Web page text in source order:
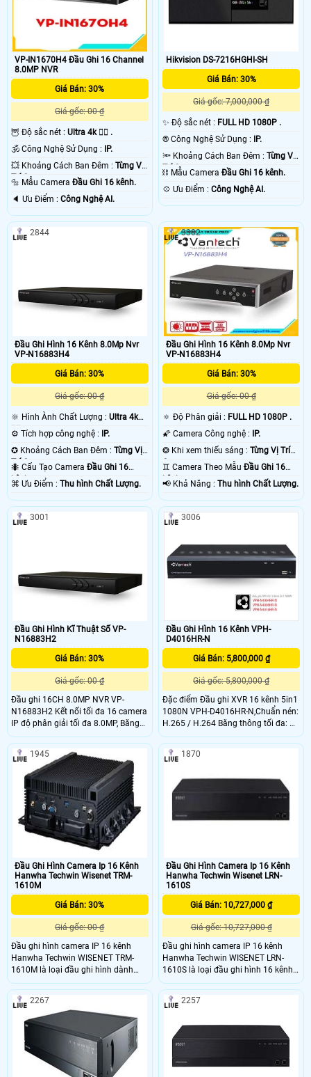
VP-IN1670H4 Đầu Ghi 16 Channel
8.0MP NVR
Giá Bán: 30%
Giá gốc: 00 ₫
🦉 Độ sắc nét : Ultra 4k 👍🏾 .
🕉️ Công Nghệ Sử Dụng : IP.
💥 Khoảng Cách Ban Đêm : Từng Vị
Trí Camera .
🔩 Mẫu Camera Đầu Ghi 16 kênh.
️🔈 Ưu Điểm : Công Nghệ AI.
Hikvision DS-7216HGHI-SH
Giá Bán: 30%
Giá gốc: 7,000,000 ₫
✨ Độ sắc nét : FULL HD 1080P .
®️ Công Nghệ Sử Dụng : IP.
🔦 Khoảng Cách Ban Đêm :Từng Vị
Trí Camera .
⛓ Mẫu CameraĐầu Ghi 16 kênh.
️💠 Ưu Điểm :Công Nghệ AI.
Đầu Ghi Hình 16 Kênh 8.0Mp Nvr
VP-N16883H4
Giá Bán: 30%
Giá gốc: 00 ₫
🔆 Hình Ành Chất Lượng : Ultra 4k
👍🏾 .
⚙ Tích hợp công nghệ : IP.
✪ Khoảng Cách Ban Đêm : Từng Vị
Trí Camera .
🐜 Cấu Tạo Camera Đầu Ghi 16
kênh.
️⌘ Ưu Điểm : Thu hình Chất Lượng.
2844
Đầu Ghi Hình 16 Kênh 8.0Mp Nvr
VP-N16883H4
Giá Bán: 30%
Giá gốc: 00 ₫
🔅 Độ Phân giải : FULL HD 1080P .
🌠 Camera Công nghệ : IP.
❂ Khi xem thiếu sáng :Từng Vị Trí
Camera .
♊ Camera Theo MẫuĐầu Ghi 16
kênh.
️📢 Khả Năng :Thu hình Chất Lượng.
3302
Đầu Ghi Hình Kĩ Thuật Số VP-
N16883H2
Giá Bán: 30%
Giá gốc: 00 ₫
Đầu ghi 16CH 8.0MP NVR VP-
N16883H2 Kết nối tối đa 16 camera
IP độ phân giải tối đa 8.0MP, Băng
thông đầu vào/ra tối đa
160Mbps/160Mbps Chuẩn nén
H.265+/H
3001
Đầu Ghi Hình 16 Kênh VPH-
D4016HR-N
Giá Bán: 5,800,000 ₫
Giá gốc: 5,800,000 ₫
Đặc điểm Đầu ghi XVR 16 kênh 5in1
1080N VPH-D4016HR-N,Chuẩn nén:
H.265 / H.264 Băng thông tối đa: 32
Mbps đầu ghi hình kĩ thuật số Đặc
điểm Đầu ghi XVR 16 kênh 5in1
1080N VPH-D4016HR-N. Chuẩn
3006
Đầu Ghi Hình Camera Ip 16 Kênh
Hanwha Techwin Wisenet TRM-
1610M
Giá Bán: 30%
Giá gốc: 00 ₫
Đầu ghi hình camera IP 16 kênh
Hanwha Techwin WISENET TRM-
1610M là loại đầu ghi hình dành
cho camera IP với 16 kênh, chất
lượng cao nhất. Dòng sản phẩm
này đáp ứng nhu cầu ghi hình của
một hệ thống camera quan sát với
nhiều camera khác nhau. Phù hợp
sử dụng cho nghành đường sắt,
dịch vụ ô tô vận tải xe bus, xe trường
học, xe khách,
1945
Đầu Ghi Hình Camera Ip 16 Kênh
Hanwha Techwin Wisenet LRN-
1610S
Giá Bán: 10,727,000 ₫
Giá gốc: 10,727,000 ₫
Đầu ghi hình camera IP 16 kênh
Hanwha Techwin WISENET LRN-
1610S là loại đầu ghi hình 16 kênh
với độ phân giải lên đến 5MP có
nguồn PoE dùng cho camera IP.
LRN-1610S thuôc dòng L Series là
thường được sử dụng cho các hộ
gia đình, phòng trọ, cửa hàng mua
hộ giá rẻ cần chất lượng hình ảnh
1870
2267 2257